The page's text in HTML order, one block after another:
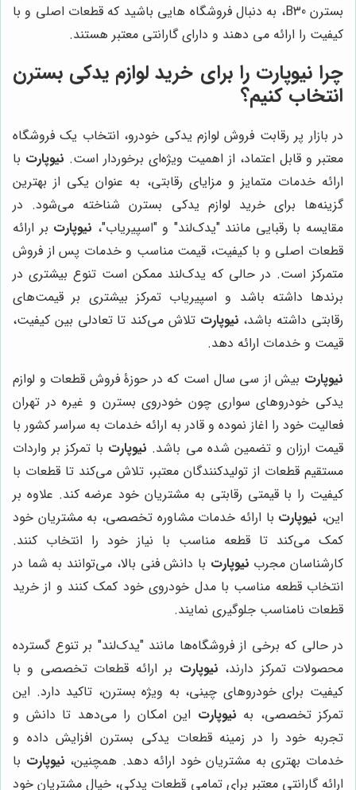
بسترن B30، به دنبال فروشگاه هایی باشید که قطعات اصلی و با
کیفیت را ارائه می دهند و دارای گارانتی معتبر هستند.
چرانیوپارت را برای خرید لوازم یدکی بسترن
انتخاب کنیم؟
در بازار پر رقابت فروش لوازم یدکی خودرو، انتخاب یک فروشگاه
معتبر و قابل اعتماد، از اهمیت ویژه‌ای برخوردار است. نیوپارت با
ارائه خدمات متمایز و مزایای رقابتی، به عنوان یکی از بهترین
گزینه‌ها برای خرید لوازم یدکی بسترن شناخته می‌شود. در
مقایسه با رقبایی مانند "یدک‌لند" و "اسپیریاب"، نیوپارت بر ارائه
قطعات اصلی و با کیفیت، قیمت مناسب و خدمات پس از فروش
متمرکز است. در حالی که یدک‌لند ممکن است تنوع بیشتری در
برندها داشته باشد و اسپیریاب تمرکز بیشتری بر قیمت‌های
رقابتی داشته باشد، نیوپارت تلاش می‌کند تا تعادلی بین کیفیت،
قیمت و خدمات ارائه دهد.
نیوپارت بیش از سی سال است که در حوزۀ فروش قطعات و لوازم
یدکی خودروهای سواری چون خودروی بسترن و غیره در تهران
فعالیت خود را اغاز نموده و قادر به ارائه خدمات به سراسر کشور با
قیمت ارزان و تضمین شده می باشد. نیوپارت با تمرکز بر واردات
مستقیم قطعات از تولیدکنندگان معتبر، تلاش می‌کند تا قطعات با
کیفیت را با قیمتی رقابتی به مشتریان خود عرضه کند. علاوه بر
این، نیوپارت با ارائه خدمات مشاوره تخصصی، به مشتریان خود
کمک می‌کند تا قطعه مناسب با نیاز خود را انتخاب کنند.
کارشناسان مجرب نیوپارت با دانش فنی بالا، می‌توانند به شما در
انتخاب قطعه مناسب با مدل خودروی خود کمک کنند و از خرید
قطعات نامناسب جلوگیری نمایند.
در حالی که برخی از فروشگاه‌ها مانند "یدک‌لند" بر تنوع گسترده
محصولات تمرکز دارند، نیوپارت بر ارائه قطعات تخصصی و با
کیفیت برای خودروهای چینی، به ویژه بسترن، تاکید دارد. این
تمرکز تخصصی، به نیوپارت این امکان را می‌دهد تا دانش و
تجربه خود را در زمینه قطعات یدکی بسترن افزایش داده و
خدمات بهتری به مشتریان خود ارائه دهد. همچنین، نیوپارت با
ارائه گارانتی معتبر برای تمامی قطعات یدکی، خیال مشتریان خود